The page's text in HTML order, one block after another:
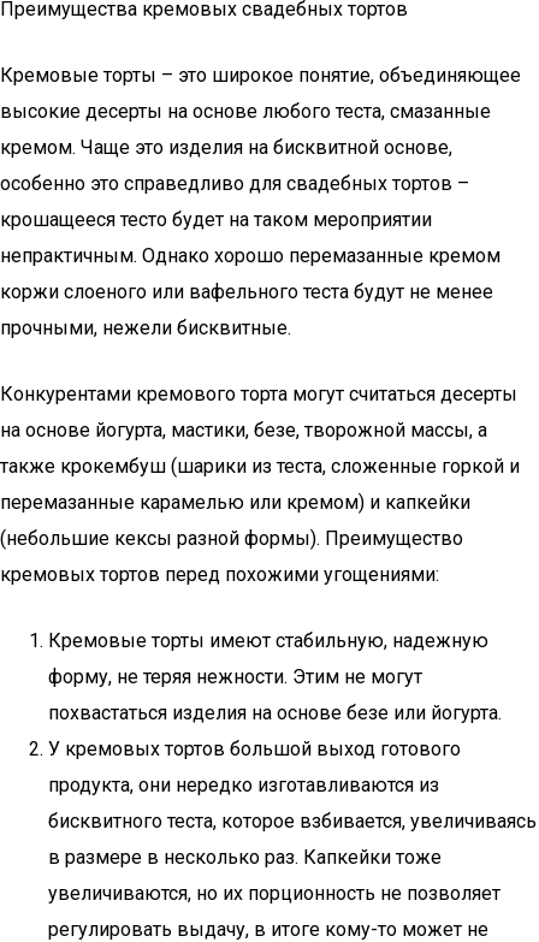
Преимущества кремовых свадебных тортов
Кремовые торты – это широкое понятие, объединяющее
высокие десерты на основе любого теста, смазанные
кремом. Чаще это изделия на бисквитной основе,
особенно это справедливо для свадебных тортов –
крошащееся тесто будет на таком мероприятии
непрактичным. Однако хорошо перемазанные кремом
коржи слоеного или вафельного теста будут не менее
прочными, нежели бисквитные.
Конкурентами кремового торта могут считаться десерты
на основе йогурта, мастики, безе, творожной массы, а
также крокембуш (шарики из теста, сложенные горкой и
перемазанные карамелью или кремом) и капкейки
(небольшие кексы разной формы). Преимущество
кремовых тортов перед похожими угощениями:
Кремовые торты имеют стабильную, надежную
форму, не теряя нежности. Этим не могут
похвастаться изделия на основе безе или йогурта.
У кремовых тортов большой выход готового
продукта, они нередко изготавливаются из
бисквитного теста, которое взбивается, увеличиваясь
в размере в несколько раз. Капкейки тоже
увеличиваются, но их порционность не позволяет
регулировать выдачу, в итоге кому-то может не